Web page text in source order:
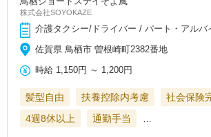
株式会社SOYOKAZE
介護タクシー/ドライバー / パート・アルバ
佐賀県 鳥栖市 曽根崎町2382番地
時給 1,150円 ～ 1,200円
髪型自由 扶養控除内考慮
社会保険
4週8休以上
通勤手当